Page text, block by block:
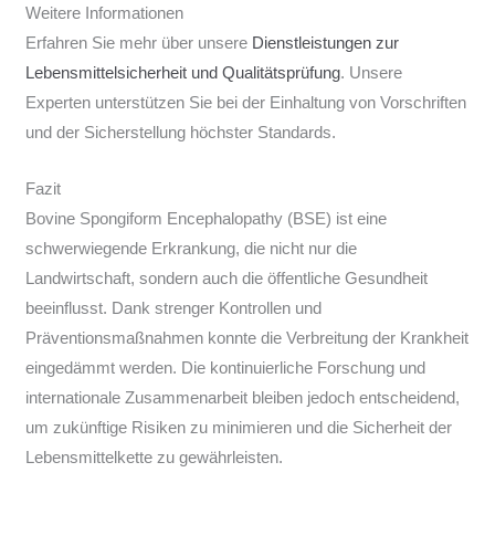
Weitere Informationen
Erfahren Sie mehr über unsere Dienstleistungen zur
Lebensmittelsicherheit und Qualitätsprüfung. Unsere
Experten unterstützen Sie bei der Einhaltung von Vorschriften
und der Sicherstellung höchster Standards.
Fazit
Bovine Spongiform Encephalopathy (BSE) ist eine
schwerwiegende Erkrankung, die nicht nur die
Landwirtschaft, sondern auch die öffentliche Gesundheit
beeinflusst. Dank strenger Kontrollen und
Präventionsmaßnahmen konnte die Verbreitung der Krankheit
eingedämmt werden. Die kontinuierliche Forschung und
internationale Zusammenarbeit bleiben jedoch entscheidend,
um zukünftige Risiken zu minimieren und die Sicherheit der
Lebensmittelkette zu gewährleisten.